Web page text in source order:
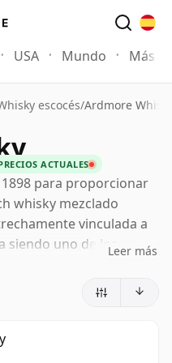
USA Mundo Más
escocés/Ardmore
ACTUALES
para proporcionar
whisky mezclado
vinculada a
siendo uno de los
Teacher cerca de
por derecho
Leer más